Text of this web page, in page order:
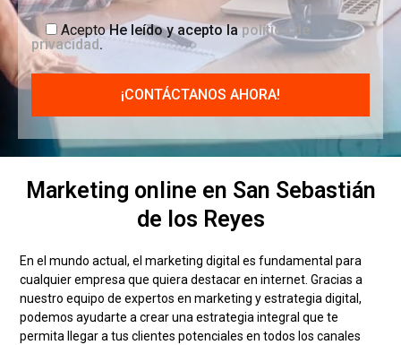
AceptoHe leído y acepto lapolítica de
privacidad.
Marketing online en San Sebastián
de los Reyes
En el mundo actual, el marketing digital es fundamental para
cualquier empresa que quiera destacar en internet. Gracias a
nuestro equipo de expertos en marketing y estrategia digital,
podemos ayudarte a crear una estrategia integral que te
permita llegar a tus clientes potenciales en todos los canales